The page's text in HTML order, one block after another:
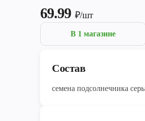
69.99 ₽/шт
В 1 магазине
Состав
семена подсолнечника